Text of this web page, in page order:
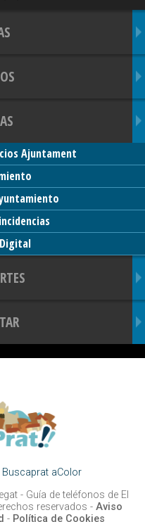
Ajuntament
Buscaprat aColor
- Guía de teléfonos de El
reservados - Aviso
- Política de Cookies